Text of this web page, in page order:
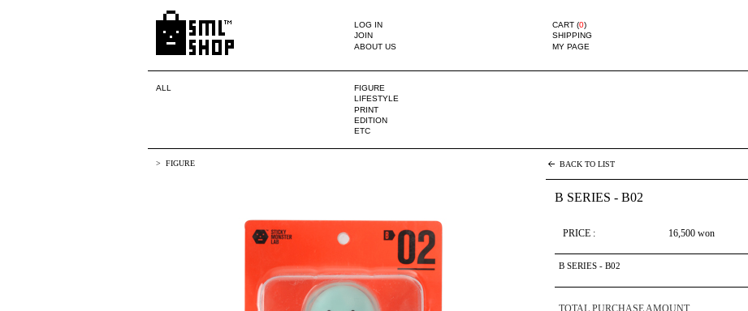
LOG IN
JOIN
ABOUT US
CART (0)
SHIPPING
MY PAGE
ALL
FIGURE
LIFESTYLE
PRINT
EDITION
ETC
FIGURE BACK TO LIST
B SERIES - B02
PRICE : 16,500 won
B SERIES - B02
TOTAL PURCHASE AMOUNT